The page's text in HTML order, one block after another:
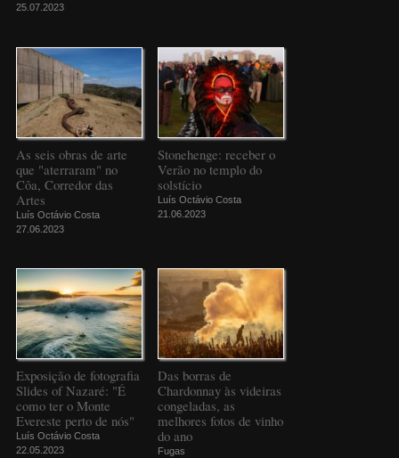
25.07.2023
As seis obras de arte
que "aterraram" no
Côa, Corredor das
Artes
Luís Octávio Costa
27.06.2023
Stonehenge: receber o
Verão no templo do
solstício
Luís Octávio Costa
21.06.2023
Exposição de fotografia
Slides of Nazaré: "É
como ter o Monte
Evereste perto de nós"
Luís Octávio Costa
22.05.2023
Das borras de
Chardonnay às videiras
congeladas, as
melhores fotos de vinho
do ano
Fugas